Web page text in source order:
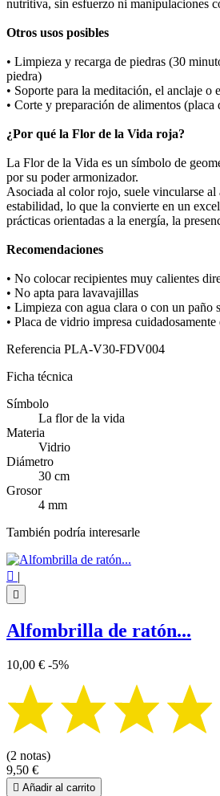
nutritiva, sin esfuerzo ni manipulaciones
Otros usos posibles
• Limpieza y recarga de piedras (30
piedra)
• Soporte para la meditación, el anclaje o
• Corte y preparación de alimentos (placa
¿Por qué la Flor de la Vida roja?
La Flor de la Vida es un símbolo de
por su poder armonizador.
Asociada al color rojo, suele vincularse
estabilidad, lo que la convierte en un
prácticas orientadas a la energía, la
Recomendaciones
• No colocar recipientes muy calientes
• No apta para lavavajillas
• Limpieza con agua clara o con un paño
• Placa de vidrio impresa
Referencia PLA-V30-FDV004
Ficha técnica
Símbolo
La flor de la vida
Materia
Vidrio
Diámetro
30 cm
Grosor
4 mm
También podría interesarle
 |

Alfombrilla de ratón...
10,00 € -5%
(2 notas)
9,50 €
 Añadir al carrito